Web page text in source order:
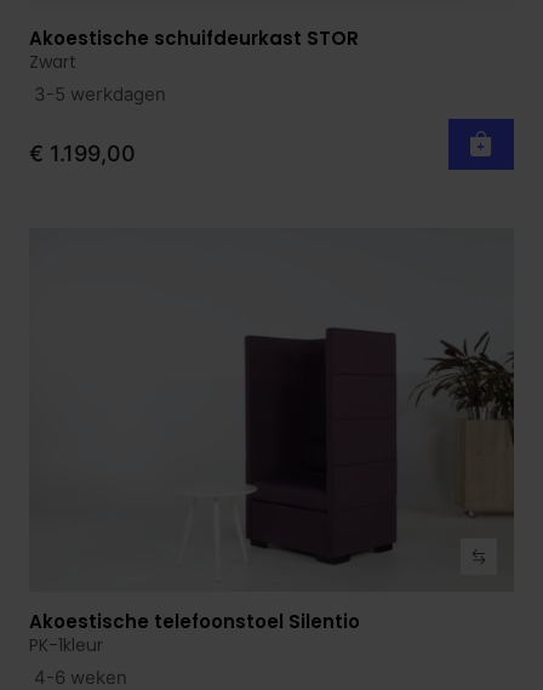
Bekijk product
Akoestische schuifdeurkast STOR
Zwart
3-5 werkdagen
€ 1.199,00
Bekijk product
Akoestische telefoonstoel Silentio
PK-1kleur
4-6 weken